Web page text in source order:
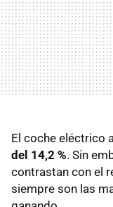
El coche eléctrico
del 14,2 %. Sin
contrastan con el
siempre son las